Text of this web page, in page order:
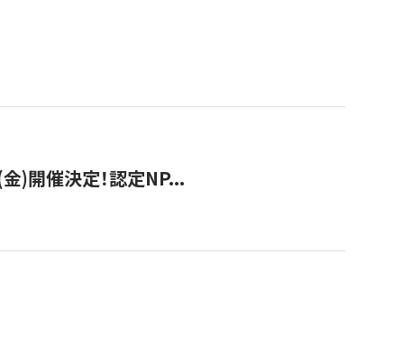
)開催決定！認定NP...